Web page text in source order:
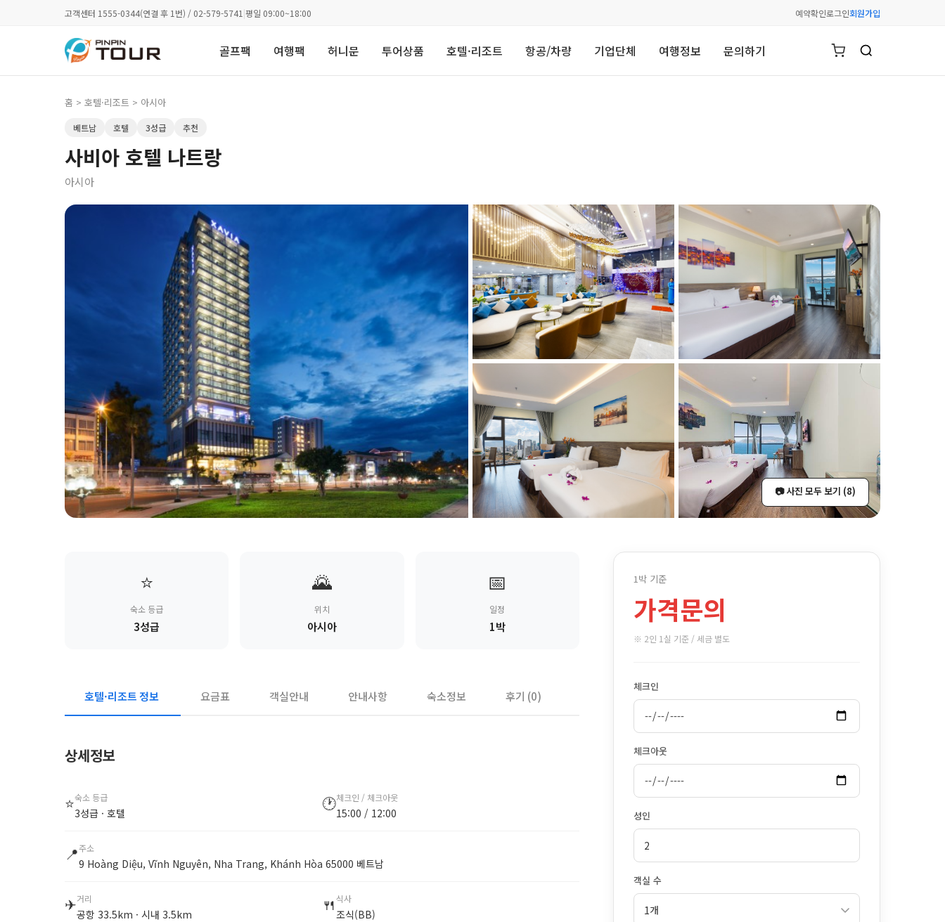
고객센터 1555-0344(연결 후 1번) / 02-579-5741 |평일 09:00~18:00 예약확인로그인회원가입
골프팩 여행팩 허니문 투어상품 호텔·리조트 항공/차량 기업단체 여행정보 문의하기
홈 > 호텔·리조트 > 아시아
베트남 호텔 3성급 추천
사비아 호텔 나트랑
아시아
📷 사진 모두 보기 (8)
⭐
숙소 등급
3성급
🌄
위치
아시아
📅
일정
1박
호텔·리조트 정보 요금표 객실안내 안내사항 숙소정보 후기 (0)
상세정보
⭐숙소 등급
3성급 · 호텔 🕐체크인 / 체크아웃
15:00 / 12:00
📍주소
9 Hoàng Diệu, Vĩnh Nguyên, Nha Trang, Khánh Hòa 65000 베트남
✈거리
공항 33.5km · 시내 3.5km 🍴식사
조식(BB)
1박 기준
가격문의
※ 2인 1실 기준 / 세금 별도
체크인
체크아웃
성인
객실 수